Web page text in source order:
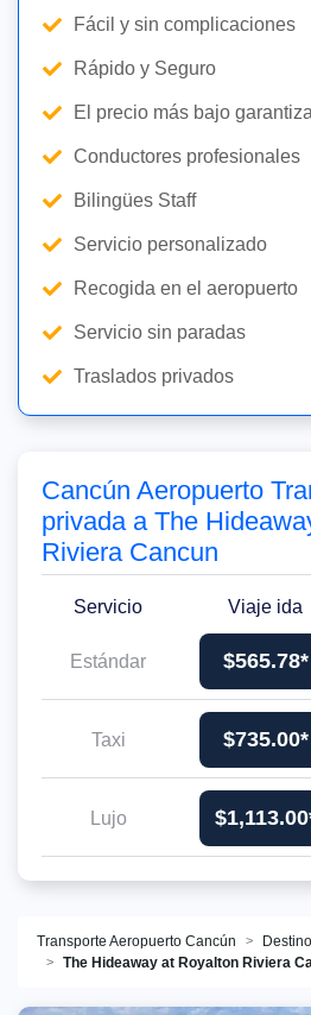
Transporte Aeropuerto Cancún
The Hideaway at Royalton Riviera
Cancún Aeropuerto
privada a The
Riviera Cancun
Servicio Viaje ida
Estándar $565.78*
Taxi $735.00*
Lujo
Fácil y sin complicaciones
Rápido y Seguro
El precio más bajo
Conductores profesionales
Bilingües Staff
Servicio personalizado
Recogida en el aeropuerto
Servicio sin paradas
Traslados privados